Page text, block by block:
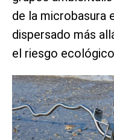
de la microbasura
dispersado más
el riesgo